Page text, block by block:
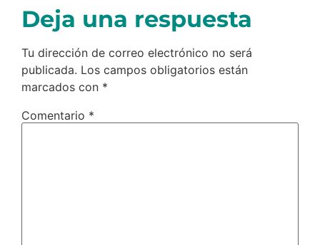
Deja una respuesta
Tu dirección de correo electrónico no será
publicada. Los campos obligatorios están
marcados con *
Comentario *